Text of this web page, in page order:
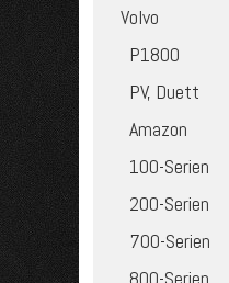
Volvo
P1800
PV, Duett
Amazon
100-Serien
200-Serien
700-Serien